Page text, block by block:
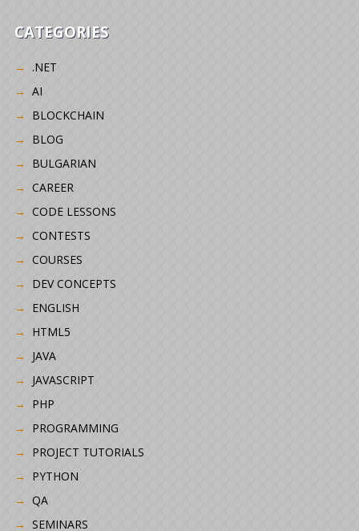
CATEGORIES
.NET
AI
BLOCKCHAIN
BLOG
BULGARIAN
CAREER
CODE LESSONS
CONTESTS
COURSES
DEV CONCEPTS
ENGLISH
HTML5
JAVA
JAVASCRIPT
PHP
PROGRAMMING
PROJECT TUTORIALS
PYTHON
QA
SEMINARS